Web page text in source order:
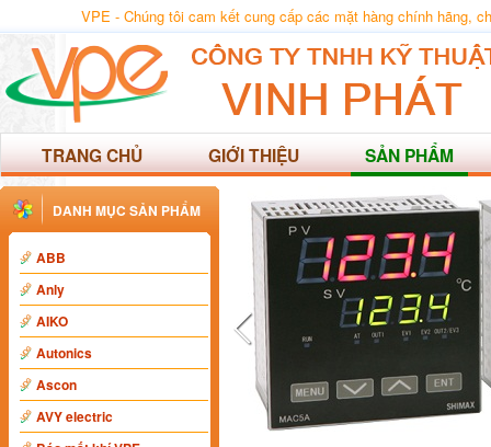
VPE - Chúng tôi cam kết cung cấp các mặt hàng chính hãng,
TRANG CHỦ GIỚI THIỆU SẢN PHẨM
DANH MỤC SẢN PHẨM
ABB
Anly
AIKO
Autonics
Ascon
AVY electric